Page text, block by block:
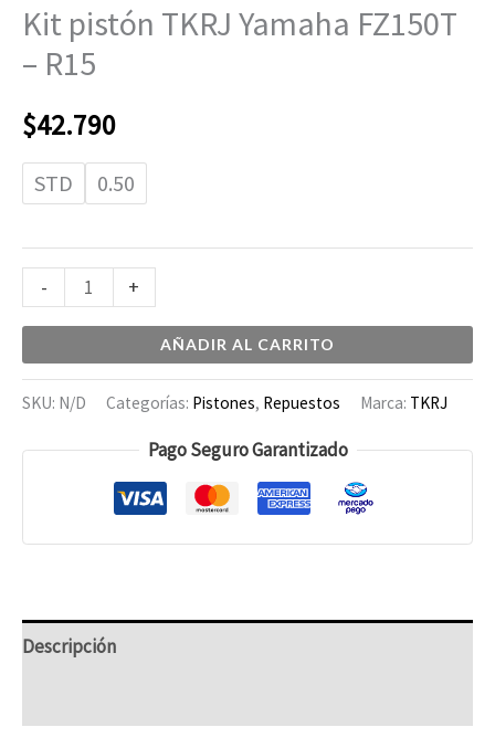
Kit pistón TKRJ Yamaha FZ150T
– R15
$42.790
STD 0.50
- +
AÑADIR AL CARRITO
SKU: N/D Categorías: Pistones, Repuestos Marca: TKRJ
Pago Seguro Garantizado
Descripción